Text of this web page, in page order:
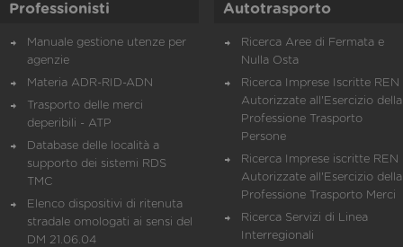
Professionisti
Manuale gestione utenze per
agenzie
Materia ADR-RID-ADN
Trasporto delle merci
deperibili - ATP
Database delle località a
supporto dei sistemi RDS
TMC
Elenco dispositivi di ritenuta
stradale omologati ai sensi del
DM 21.06.04
Autotrasporto
Ricerca Aree di Fermata e
Nulla Osta
Ricerca Imprese Iscritte REN
Autorizzate all'Esercizio della
Professione Trasporto
Persone
Ricerca Imprese iscritte REN
Autorizzate all'Esercizio della
Professione Trasporto Merci
Ricerca Servizi di Linea
Interregionali